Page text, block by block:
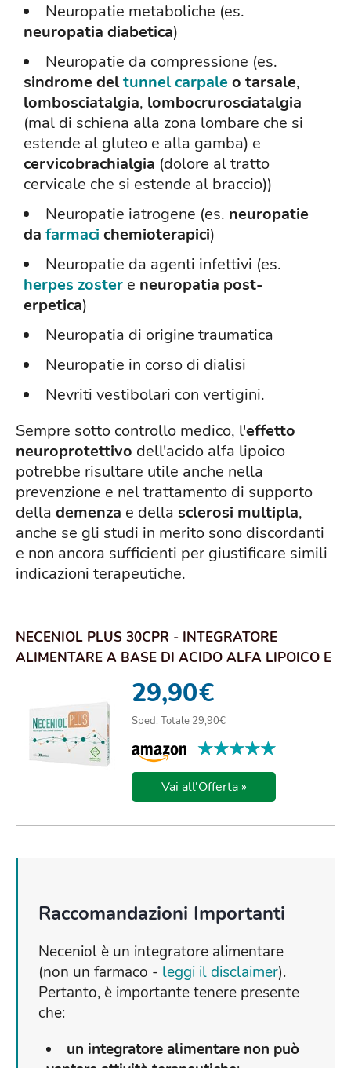
Neuropatie metaboliche (es.
neuropatia diabetica)
Neuropatie da compressione (es.
sindrome deltunnel carpaleo tarsale,
lombosciatalgia, lombocrurosciatalgia
(mal di schiena alla zona lombare che si
estende al gluteo e alla gamba) e
cervicobrachialgia (dolore al tratto
cervicale che si estende al braccio))
Neuropatie iatrogene (es. neuropatie
da farmaci chemioterapici)
Neuropatie da agenti infettivi (es.
herpes zoster e neuropatia post-
erpetica)
Neuropatia di origine traumatica
Neuropatie in corso di dialisi
Nevriti vestibolari con vertigini.
Sempre sotto controllo medico, l'effetto
neuroprotettivo dell'acido alfa lipoico
potrebbe risultare utile anche nella
prevenzione e nel trattamento di supporto
della demenza e della sclerosi multipla,
anche se gli studi in merito sono discordanti
e non ancora sufficienti per giustificare simili
indicazioni terapeutiche.
NECENIOL PLUS 30CPR - INTEGRATORE
ALIMENTARE A BASE DI ACIDO ALFA LIPOICO E
29,90€
Sped. Totale 29,90€
★★★★★
★★★★★
Vai all'Offerta »
Raccomandazioni Importanti
Neceniol è un integratore alimentare
(non un farmaco - leggi il disclaimer).
Pertanto, è importante tenere presente
che:
un integratore alimentare non può